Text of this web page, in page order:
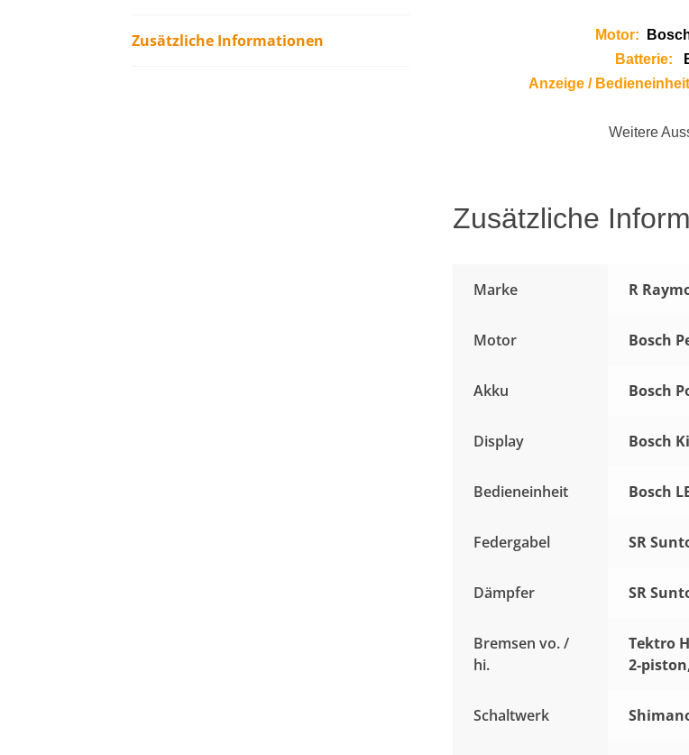
Zusätzliche Informationen Motor:
Batterie:
Anzeige /
Weitere
Zusätzliche
Marke R
Motor Bosch
Akku Bosch
Display Bosch
Bedieneinheit Bosch
Federgabel SR
Dämpfer SR
Bremsen vo. /
hi.
Tektro
2-
Schaltwerk